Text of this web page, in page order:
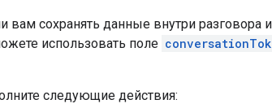
вам сохранять данные внутри разговора
использовать поле
следующие действия: